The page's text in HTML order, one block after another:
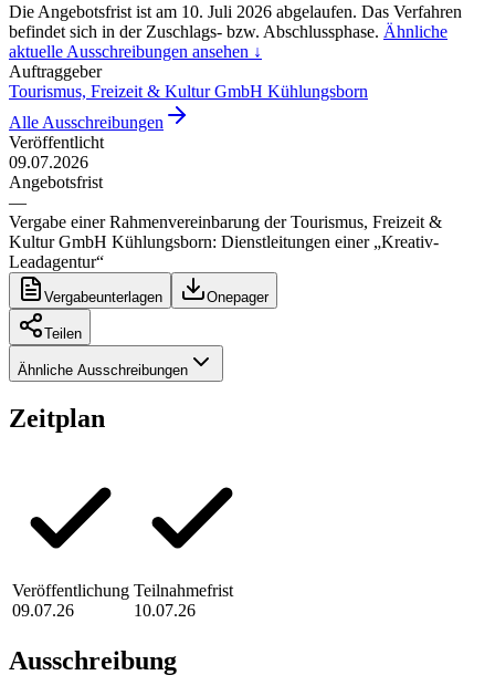
Die Angebotsfrist ist am 10. Juli 2026 abgelaufen. Das Verfahren
befindet sich in der Zuschlags- bzw. Abschlussphase. Ähnliche
aktuelle Ausschreibungen ansehen ↓
Auftraggeber
Tourismus, Freizeit & Kultur GmbH Kühlungsborn
Alle Ausschreibungen
Veröffentlicht
09.07.2026
Angebotsfrist
—
Vergabe einer Rahmenvereinbarung der Tourismus, Freizeit &
Kultur GmbH Kühlungsborn: Dienstleitungen einer „Kreativ-
Leadagentur“
Vergabeunterlagen Onepager
Teilen
Ähnliche Ausschreibungen
Zeitplan
Veröffentlichung
09.07.26
Teilnahmefrist
10.07.26
Ausschreibung